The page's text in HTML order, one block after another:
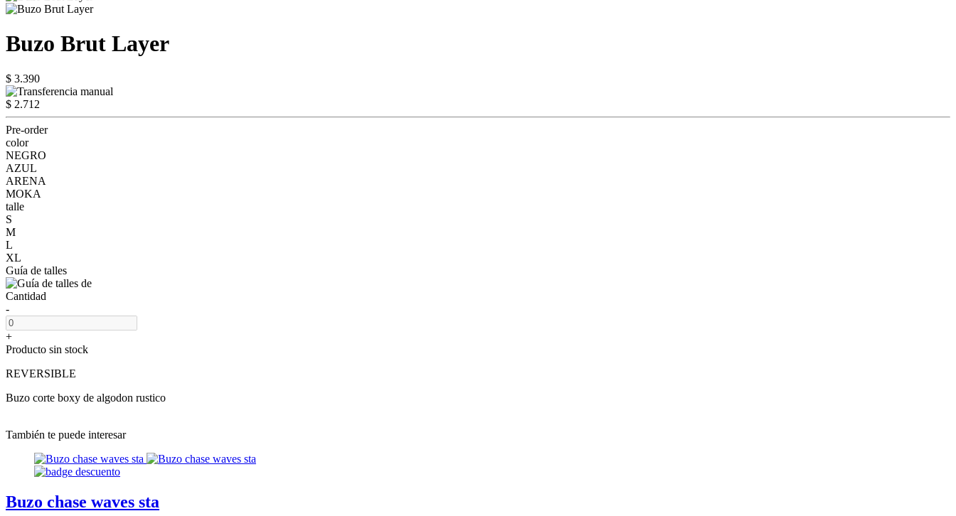
Buzo Brut Layer
$ 3.390
$ 2.712
Pre-order
color
NEGRO
AZUL
ARENA
MOKA
talle
S
M
L
XL
Guía de talles
Cantidad
-
+
Producto sin stock
REVERSIBLE
Buzo corte boxy de algodon rustico
También te puede interesar
Buzo chase waves sta